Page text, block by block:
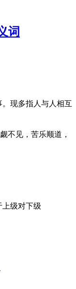
词
现多指人与人相互
不见，苦乐顺道，
级对下级